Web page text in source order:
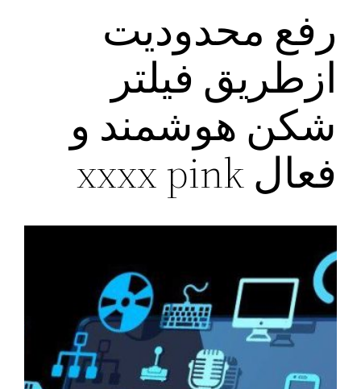
رفع محدودیت
ازطریق فیلتر
شکن هوشمند و
فعال xxxx pink